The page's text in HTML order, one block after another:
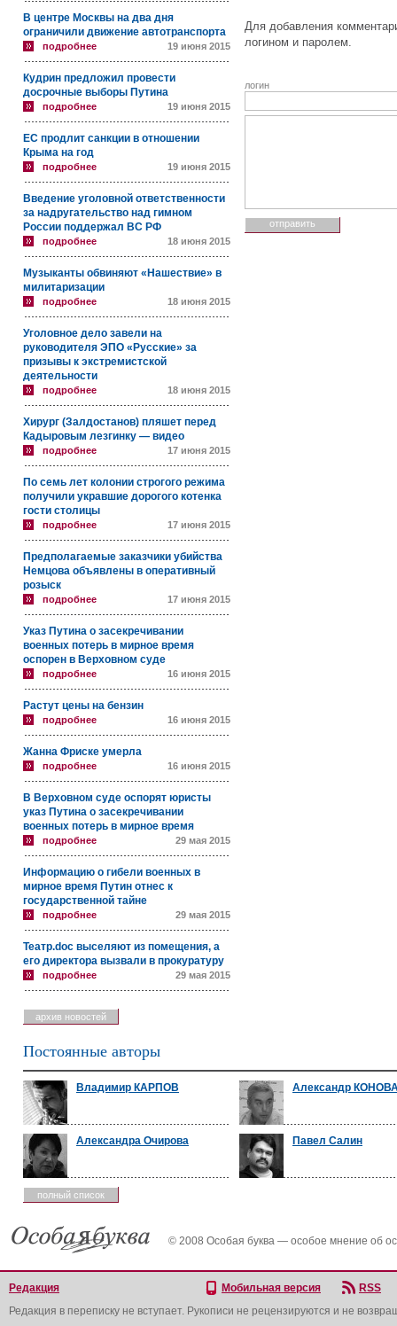
В центре Москвы на два дня
ограничили движение автотранспорта
подробнее 19 июня 2015
Кудрин предложил провести
досрочные выборы Путина
подробнее 19 июня 2015
ЕС продлит санкции в отношении
Крыма на год
подробнее 19 июня 2015
Введение уголовной ответственности
за надругательство над гимном
России поддержал ВС РФ
подробнее 18 июня 2015
Музыканты обвиняют «Нашествие» в
милитаризации
подробнее 18 июня 2015
Уголовное дело завели на
руководителя ЭПО «Русские» за
призывы к экстремистской
деятельности
подробнее 18 июня 2015
Хирург (Залдостанов) пляшет перед
Кадыровым лезгинку — видео
подробнее 17 июня 2015
По семь лет колонии строгого режима
получили укравшие дорогого котенка
гости столицы
подробнее 17 июня 2015
Предполагаемые заказчики убийства
Немцова объявлены в оперативный
розыск
подробнее 17 июня 2015
Указ Путина о засекречивании
военных потерь в мирное время
оспорен в Верховном суде
подробнее 16 июня 2015
Растут цены на бензин
подробнее 16 июня 2015
Жанна Фриске умерла
подробнее 16 июня 2015
В Верховном суде оспорят юристы
указ Путина о засекречивании
военных потерь в мирное время
подробнее 29 мая 2015
Информацию о гибели военных в
мирное время Путин отнес к
государственной тайне
подробнее 29 мая 2015
Театр.doc выселяют из помещения, а
его директора вызвали в прокуратуру
подробнее 29 мая 2015
архив новостей
Для добавления
логином и паролем.
логин
Постоянные авторы
Владимир КАРПОВ Александр
Александра Очирова Павел Салин
полный список
© 2008 Особая буква — особое мнение об
Редакция Мобильная версия
RSS
Редакция в переписку не вступает. Рукописи не рецензируются и не